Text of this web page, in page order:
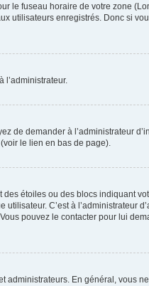
le fuseau horaire de votre zone
utilisateurs enregistrés. Donc si
l’administrateur.
de demander à l’administrateur
le lien en bas de page).
étoiles ou des blocs indiquant
C’est à l’administrateur
pouvez le contacter pour lui
administrateurs. En général, vous